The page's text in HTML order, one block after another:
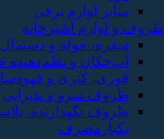
سایر لوازم برقی
ظروف و لوازم آشپزخانه
سفره، حوله و دستمال
آب‌چکان و
قوری، کتری و
ظروف سرو و پذیرایی
ظروف نگهدارنده،
یکبارمصرف